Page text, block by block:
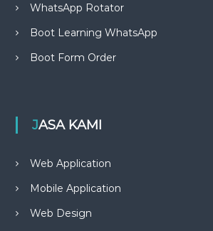
WhatsApp Rotator
Boot Learning WhatsApp
Boot Form Order
JASA KAMI
Web Application
Mobile Application
Web Design